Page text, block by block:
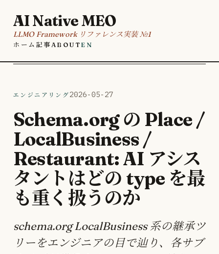
AI Native MEO
LLMO Framework リファレンス実装 №1
ホーム記事AboutEN
エンジニアリング2026-05-27
Schema.org の Place /
LocalBusiness /
Restaurant: AI アシス
タントはどの type を最
も重く扱うのか
schema.org LocalBusiness 系の継承ツ
リーをエンジニアの目で辿り、各サブ